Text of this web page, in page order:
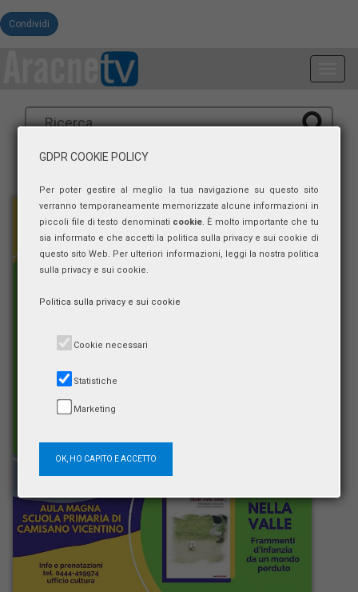
Condividi
GDPR COOKIE POLICY
Per poter gestire al meglio la tua navigazione su questo sito
verranno temporaneamente memorizzate alcune informazioni in
piccoli file di testo denominati cookie. È molto importante che tu
sia informato e che accetti la politica sulla privacy e sui cookie di
questo sito Web. Per ulteriori informazioni, leggi la nostra politica
sulla privacy e sui cookie.
Politica sulla privacy e sui cookie
Cookie necessari
Statistiche
Marketing
OK, HO CAPITO E ACCETTO